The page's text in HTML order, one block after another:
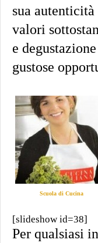
sua
valori
e
gustose
Scuola di Cucina
[slideshow id=38]
Per qualsiasi